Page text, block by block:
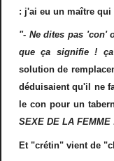
: j'ai eu un maître qui
"- Ne dites pas 'con'
que ça signifie !
solution de
déduisaient qu'il ne
le con pour un
SEXE DE LA FEMME
Et "crétin" vient de